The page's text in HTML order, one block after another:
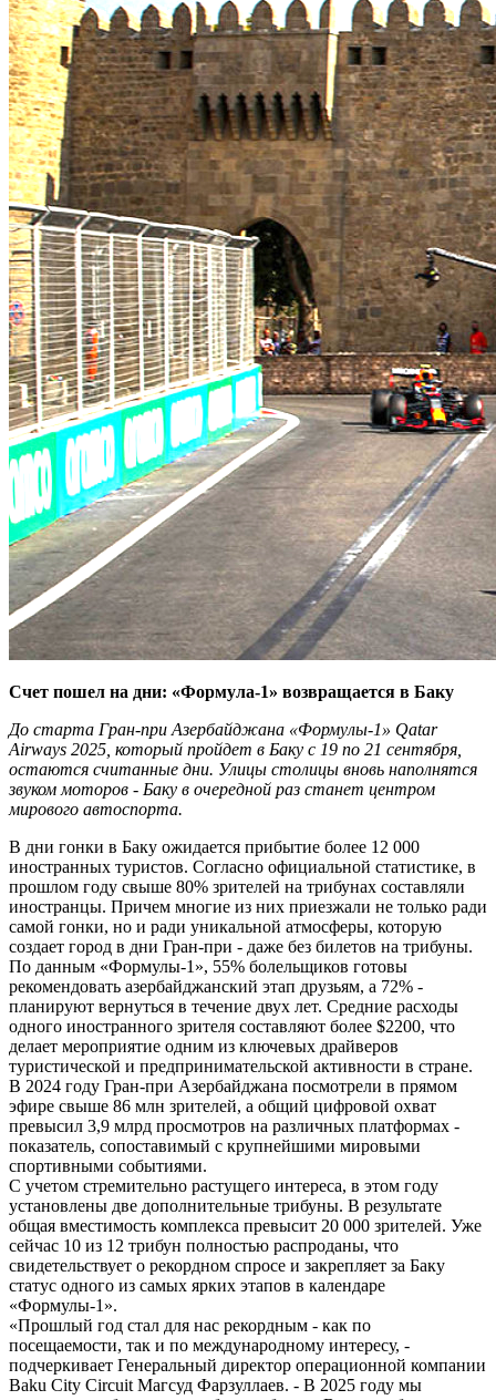
Счет пошел на дни: «Формула-1» возвращается в Баку
До старта Гран-при Азербайджана «Формулы-1» Qatar
Airways 2025, который пройдет в Баку с 19 по 21 сентября,
остаются считанные дни. Улицы столицы вновь наполнятся
звуком моторов - Баку в очередной раз станет центром
мирового автоспорта.
В дни гонки в Баку ожидается прибытие более 12 000
иностранных туристов. Согласно официальной статистике, в
прошлом году свыше 80% зрителей на трибунах составляли
иностранцы. Причем многие из них приезжали не только ради
самой гонки, но и ради уникальной атмосферы, которую
создает город в дни Гран-при - даже без билетов на трибуны.
По данным «Формулы-1», 55% болельщиков готовы
рекомендовать азербайджанский этап друзьям, а 72% -
планируют вернуться в течение двух лет. Средние расходы
одного иностранного зрителя составляют более $2200, что
делает мероприятие одним из ключевых драйверов
туристической и предпринимательской активности в стране.
В 2024 году Гран-при Азербайджана посмотрели в прямом
эфире свыше 86 млн зрителей, а общий цифровой охват
превысил 3,9 млрд просмотров на различных платформах -
показатель, сопоставимый с крупнейшими мировыми
спортивными событиями.
С учетом стремительно растущего интереса, в этом году
установлены две дополнительные трибуны. В результате
общая вместимость комплекса превысит 20 000 зрителей. Уже
сейчас 10 из 12 трибун полностью распроданы, что
свидетельствует о рекордном спросе и закрепляет за Баку
статус одного из самых ярких этапов в календаре
«Формулы-1».
«Прошлый год стал для нас рекордным - как по
посещаемости, так и по международному интересу, -
подчеркивает Генеральный директор операционной компании
Baku City Circuit Магсуд Фарзуллаев. - В 2025 году мы